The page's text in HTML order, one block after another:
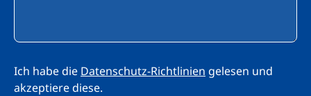
Ich habe die Datenschutz-Richtlinien gelesen und
akzeptiere diese.